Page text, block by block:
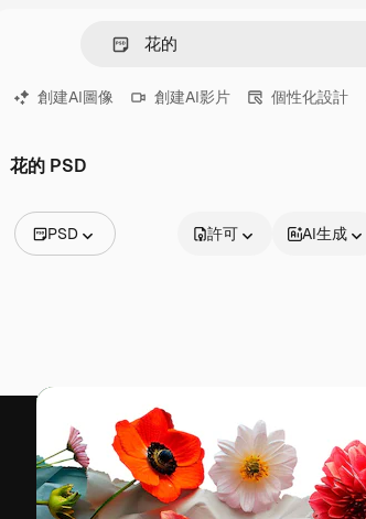
創建AI圖像 創建AI影片 個性化設計
花的 PSD
PSD
視頻
動態圖形
影片範本
圖標
3D模型
字體
許可 AI生成